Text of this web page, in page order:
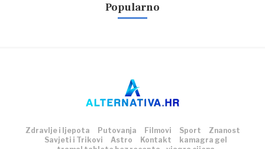
Popularno
Zdravlje i ljepota Putovanja Filmovi Sport
Znanost
Savjeti i Trikovi
Astro Kontakt
kamagra gel